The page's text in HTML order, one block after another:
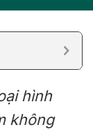
hình
không